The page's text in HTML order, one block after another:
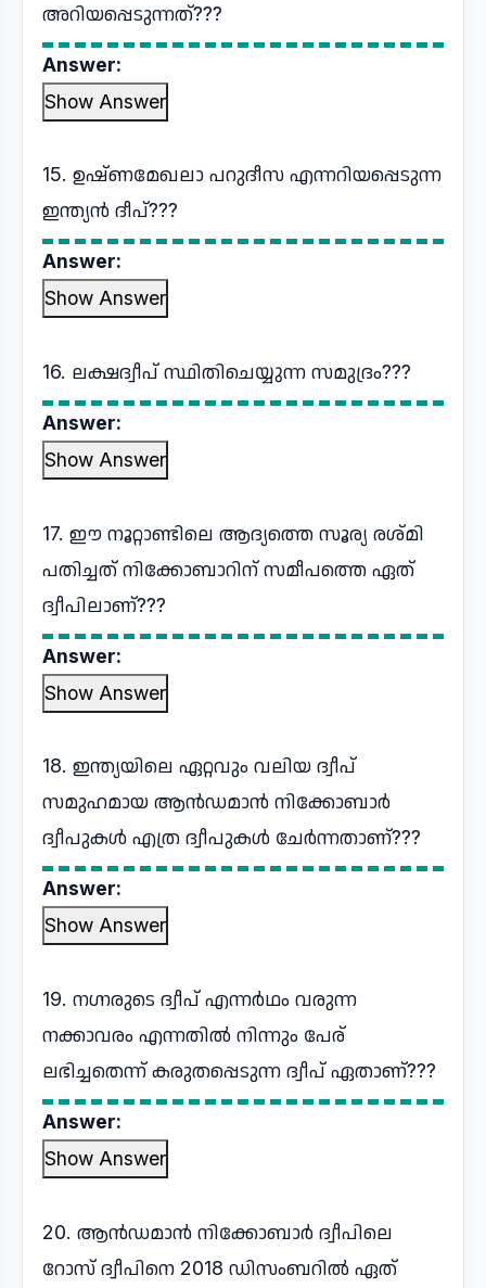
അറിയപ്പെടുന്നത്???
Answer:
Show Answer
15. ഉഷ്ണമേഖലാ പറുദീസ എന്നറിയപ്പെടുന്ന
ഇന്ത്യൻ ദീപ്???
Answer:
Show Answer
16. ലക്ഷദ്വീപ് സ്ഥിതിചെയ്യുന്ന സമുദ്രം???
Answer:
Show Answer
17. ഈ നൂറ്റാണ്ടിലെ ആദ്യത്തെ സൂര്യ രശ്മി
പതിച്ചത് നിക്കോബാറിന് സമീപത്തെ ഏത്
ദ്വീപിലാണ്???
Answer:
Show Answer
18. ഇന്ത്യയിലെ ഏറ്റവും വലിയ ദ്വീപ്
സമുഹമായ ആൻഡമാൻ നിക്കോബാർ
ദ്വീപുകൾ എത്ര ദ്വീപുകൾ ചേർന്നതാണ്???
Answer:
Show Answer
19. നഗ്നരുടെ ദ്വീപ് എന്നർഥം വരുന്ന
നക്കാവരം എന്നതിൽ നിന്നും പേര്
ലഭിച്ചതെന്ന് കരുതപ്പെടുന്ന ദ്വീപ് ഏതാണ്???
Answer:
Show Answer
20. ആൻഡമാൻ നിക്കോബാർ ദ്വീപിലെ
റോസ് ദ്വീപിനെ 2018 ഡിസംബറിൽ ഏത്